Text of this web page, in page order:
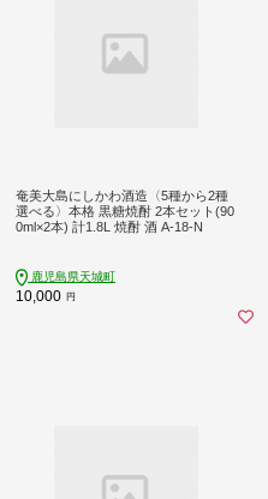
奄美大島にしかわ酒造〈5種から2種
選べる〉本格 黒糖焼酎 2本セット(90
0ml×2本) 計1.8L 焼酎 酒 A-18-N
鹿児島県天城町
10,000 円